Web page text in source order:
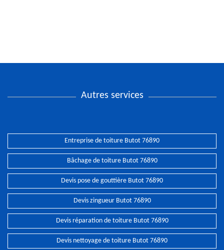
Autres services
Entreprise de toiture Butot 76890
Bâchage de toiture Butot 76890
Devis pose de gouttière Butot 76890
Devis zingueur Butot 76890
Devis réparation de toiture Butot 76890
Devis nettoyage de toiture Butot 76890